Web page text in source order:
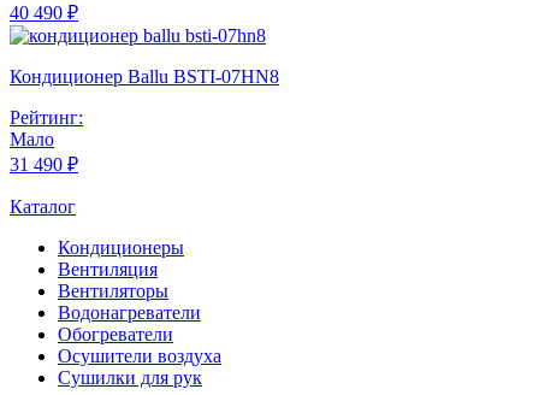
40 490 ₽
Кондиционер Ballu BSTI-07HN8
Рейтинг:
Мало
31 490 ₽
Каталог
Кондиционеры
Вентиляция
Вентиляторы
Водонагреватели
Обогреватели
Осушители воздуха
Сушилки для рук